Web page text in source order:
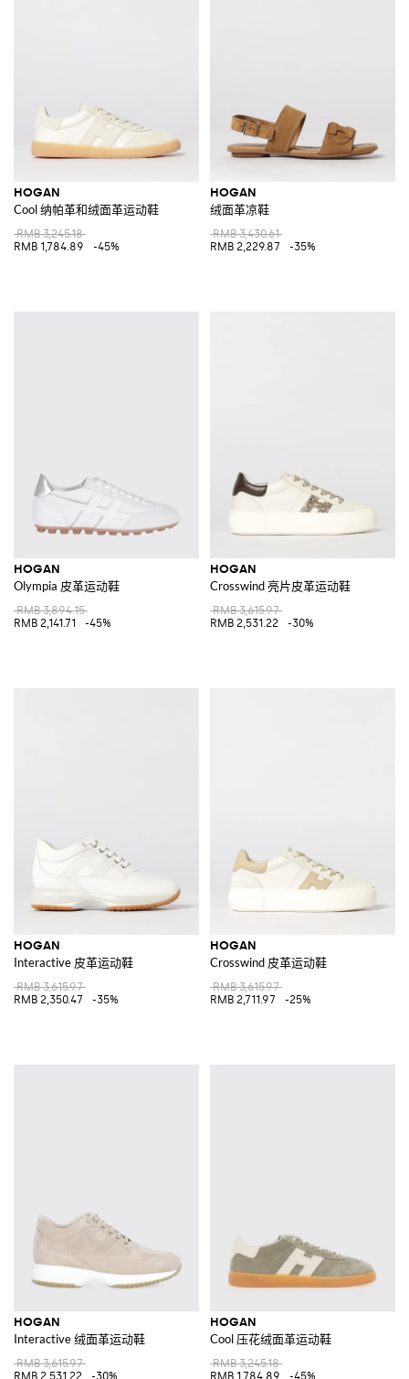
HOGAN
Cool 纳帕革和绒面革运动鞋
RMB 3,245.18
RMB 1,784.89
-45%
HOGAN
绒面革凉鞋
RMB 3,430.61
RMB 2,229.87
-35%
HOGAN
Olympia 皮革运动鞋
RMB 3,894.15
RMB 2,141.71
-45%
HOGAN
Crosswind 亮片皮革运动鞋
RMB 3,615.97
RMB 2,531.22
-30%
HOGAN
Interactive 皮革运动鞋
RMB 3,615.97
RMB 2,350.47
-35%
HOGAN
Crosswind 皮革运动鞋
RMB 3,615.97
RMB 2,711.97
-25%
HOGAN
Interactive 绒面革运动鞋
RMB 3,615.97
RMB 2,531.22
-30%
HOGAN
Cool 压花绒面革运动鞋
RMB 3,245.18
RMB 1,784.89
-45%